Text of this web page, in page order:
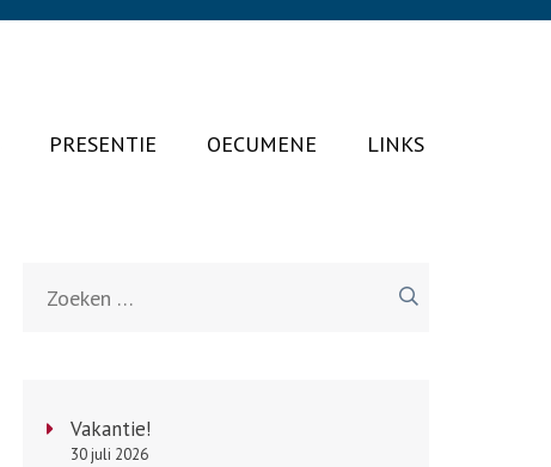
PRESENTIE OECUMENE LINKS
Vakantie!
30 juli 2026